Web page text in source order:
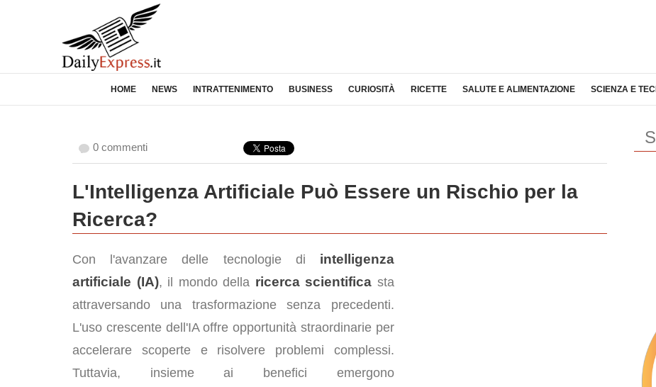
HOME NEWS INTRATTENIMENTO BUSINESS CURIOSITÀ RICETTE SALUTE E ALIMENTAZIONE SCIENZA E
0 commenti
L'Intelligenza Artificiale Può Essere un Rischio per la
Ricerca?
Con l'avanzare delle tecnologie di intelligenza
artificiale (IA), il mondo della ricerca scientifica sta
attraversando una trasformazione senza precedenti.
L'uso crescente dell'IA offre opportunità straordinarie per
accelerare scoperte e risolvere problemi complessi.
Tuttavia, insieme ai benefici emergono